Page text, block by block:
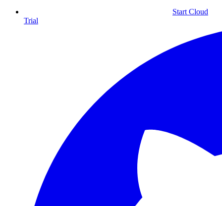
Start Cloud
Trial